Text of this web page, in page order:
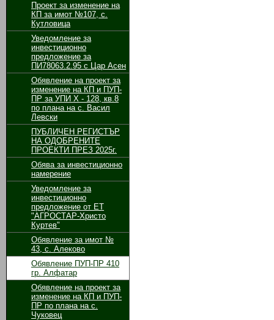
Проект за изменение на
КП за имот №107, с.
Кутловица
Уведомление за
инвестиционно
предложение за
ПИ78063.2.95 с Цар Асен
Обявление на проект за
изменение на КП и ПУП-
ПР за УПИ Х - 128, кв.8
по плана на с. Васил
Левски
ПУБЛИЧЕН РЕГИСТЪР
НА ОДОБРЕНИТЕ
ПРОЕКТИ ПРЕЗ 2025г.
Обява за инвестиционно
намерение
Уведомление за
инвестиционно
предложение от ЕТ
"АГРОСТАР-Христо
Куртев"
Обявление за имот №
43, с. Алеково
Обявление ПУП-ПР 410
гр. Алфатар
Обявление на проект за
изменение на КП и ПУП-
ПР по плана на с.
Чуковец